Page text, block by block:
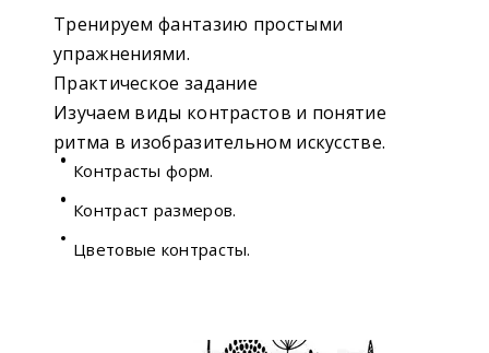
Тренируем фантазию простыми
упражнениями.
Практическое задание
Изучаем виды контрастов и понятие
ритма в изобразительном искусстве.
Контрасты форм.
Контраст размеров.
Цветовые контрасты.